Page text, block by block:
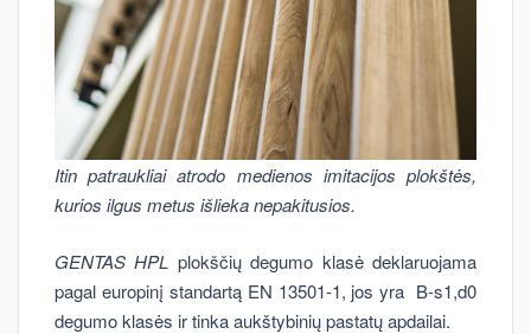
Itin patraukliai atrodo medienos imitacijos plokštės,
kurios ilgus metus išlieka nepakitusios.
GENTAS HPL plokščių degumo klasė deklaruojama
pagal europinį standartą EN 13501-1, jos yra B-s1,d0
degumo klasės ir tinka aukštybinių pastatų apdailai.